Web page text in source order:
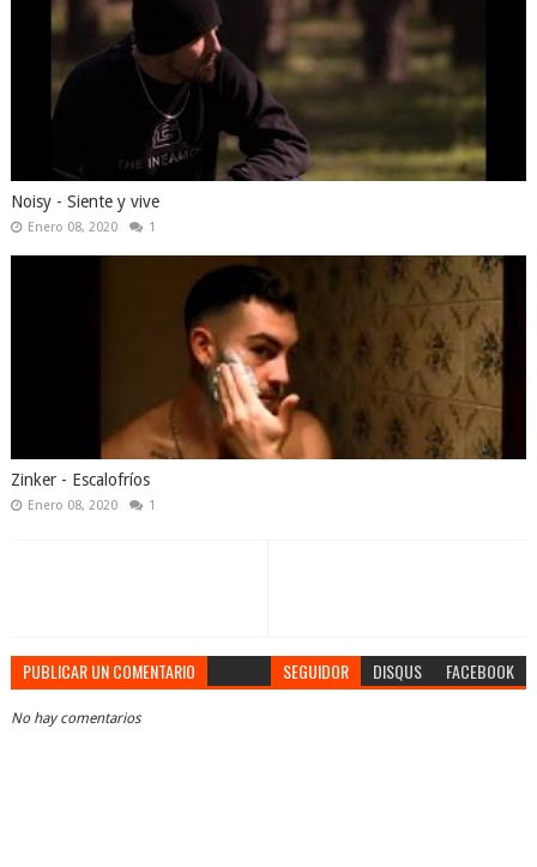
Noisy - Siente y vive
Enero 08, 2020 1
Zinker - Escalofríos
Enero 08, 2020 1
PUBLICAR UN COMENTARIO SEGUIDOR DISQUS FACEBOOK
No hay comentarios